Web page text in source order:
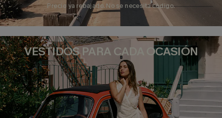
Precio ya rebajado. No se necesita código.
VESTIDOS PARA CADA OCASIÓN